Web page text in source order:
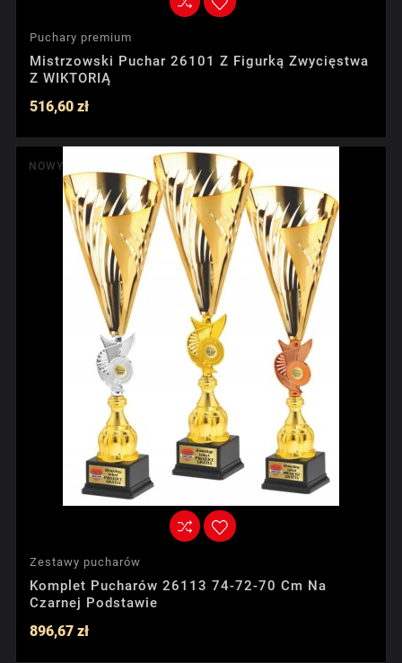
Puchary premium
Mistrzowski Puchar 26101 Z Figurką Zwycięstwa
Z WIKTORIĄ
516,60 zł
NOWY
Zestawy pucharów
Komplet Pucharów 26113 74-72-70 Cm Na
Czarnej Podstawie
896,67 zł